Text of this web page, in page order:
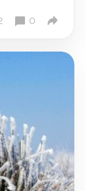
0